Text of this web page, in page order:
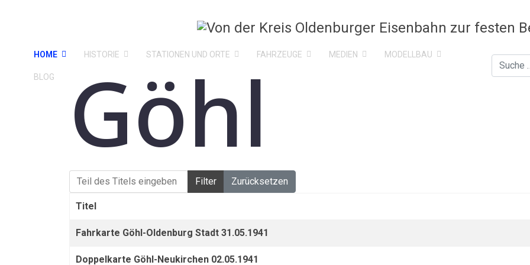
HOME HISTORIE STATIONEN UND ORTE FAHRZEUGE MEDIEN MODELLBAU
BLOG
Suchen
Göhl
Teil des Titels eingeben Filter Zurücksetzen
Titel
Fahrkarte Göhl-Oldenburg Stadt 31.05.1941
Doppelkarte Göhl-Neukirchen 02.05.1941